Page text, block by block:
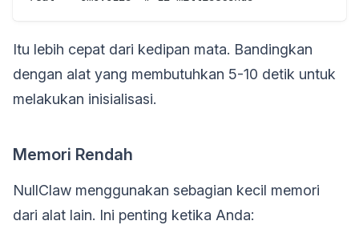
Itu lebih cepat dari kedipan mata. Bandingkan
dengan alat yang membutuhkan 5-10 detik untuk
melakukan inisialisasi.
Memori Rendah
NullClaw menggunakan sebagian kecil memori
dari alat lain. Ini penting ketika Anda: